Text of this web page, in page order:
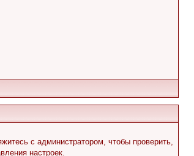
с администратором, чтобы проверить,
настроек.